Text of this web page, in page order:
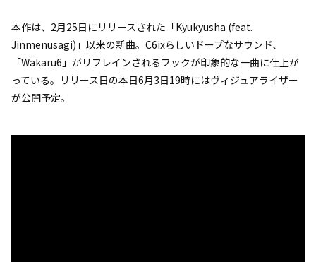
本作は、2月25日にリリースされた「Kyukyusha (feat.
Jinmenusagi)」以来の新曲。C6ixらしいドープなサウンド、
「Wakaru6 」がリフレインされるフックが印象的な一曲に仕上が
っている。リリース日の本日6月3日19時にはヴィジュアライザー
が公開予定。